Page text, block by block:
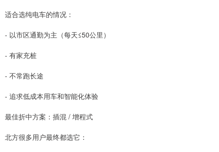
适合选纯电车的情况：
- 以市区通勤为主（每天≤50公里）
- 有家充桩
- 不常跑长途
- 追求低成本用车和智能化体验
最佳折中方案：插混 / 增程式
北方很多用户最终都选它：